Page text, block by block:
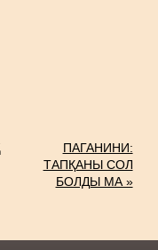
ПАГАНИНИ:
ТАПҚАНЫ СОЛ
БОЛДЫ МА »